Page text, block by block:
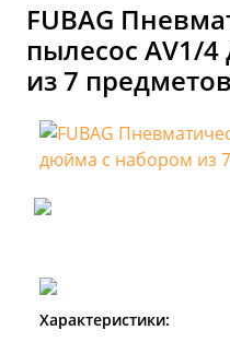
FUBAG
пылесос AV1/
из 7 предметов
Характеристики: